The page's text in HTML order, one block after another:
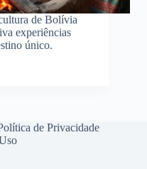
de Bolívia
experiências
único.
de Privacidade